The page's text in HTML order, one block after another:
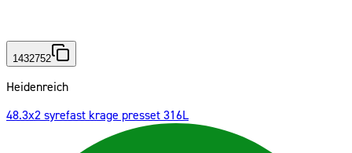
1432752
Heidenreich
48.3x2 syrefast krage presset 316L